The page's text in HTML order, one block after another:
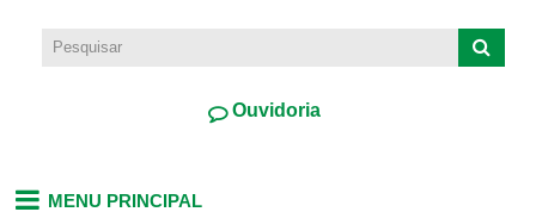
Ouvidoria
MENU PRINCIPAL